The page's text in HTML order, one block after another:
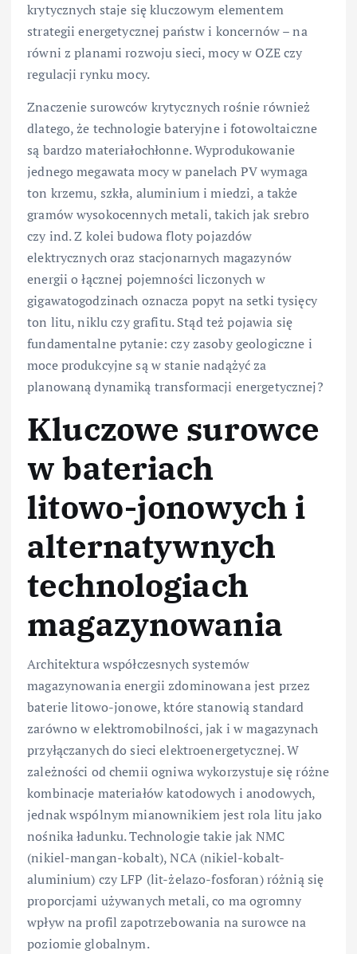
krytycznych staje się kluczowym elementem
strategii energetycznej państw i koncernów – na
równi z planami rozwoju sieci, mocy w OZE czy
regulacji rynku mocy.
Znaczenie surowców krytycznych rośnie również
dlatego, że technologie bateryjne i fotowoltaiczne
są bardzo materiałochłonne. Wyprodukowanie
jednego megawata mocy w panelach PV wymaga
ton krzemu, szkła, aluminium i miedzi, a także
gramów wysokocennych metali, takich jak srebro
czy ind. Z kolei budowa floty pojazdów
elektrycznych oraz stacjonarnych magazynów
energii o łącznej pojemności liczonych w
gigawatogodzinach oznacza popyt na setki tysięcy
ton litu, niklu czy grafitu. Stąd też pojawia się
fundamentalne pytanie: czy zasoby geologiczne i
moce produkcyjne są w stanie nadążyć za
planowaną dynamiką transformacji energetycznej?
Kluczowe surowce
w bateriach
litowo-jonowych i
alternatywnych
technologiach
magazynowania
Architektura współczesnych systemów
magazynowania energii zdominowana jest przez
baterie litowo-jonowe, które stanowią standard
zarówno w elektromobilności, jak i w magazynach
przyłączanych do sieci elektroenergetycznej. W
zależności od chemii ogniwa wykorzystuje się różne
kombinacje materiałów katodowych i anodowych,
jednak wspólnym mianownikiem jest rola litu jako
nośnika ładunku. Technologie takie jak NMC
(nikiel-mangan-kobalt), NCA (nikiel-kobalt-
aluminium) czy LFP (lit-żelazo-fosforan) różnią się
proporcjami używanych metali, co ma ogromny
wpływ na profil zapotrzebowania na surowce na
poziomie globalnym.